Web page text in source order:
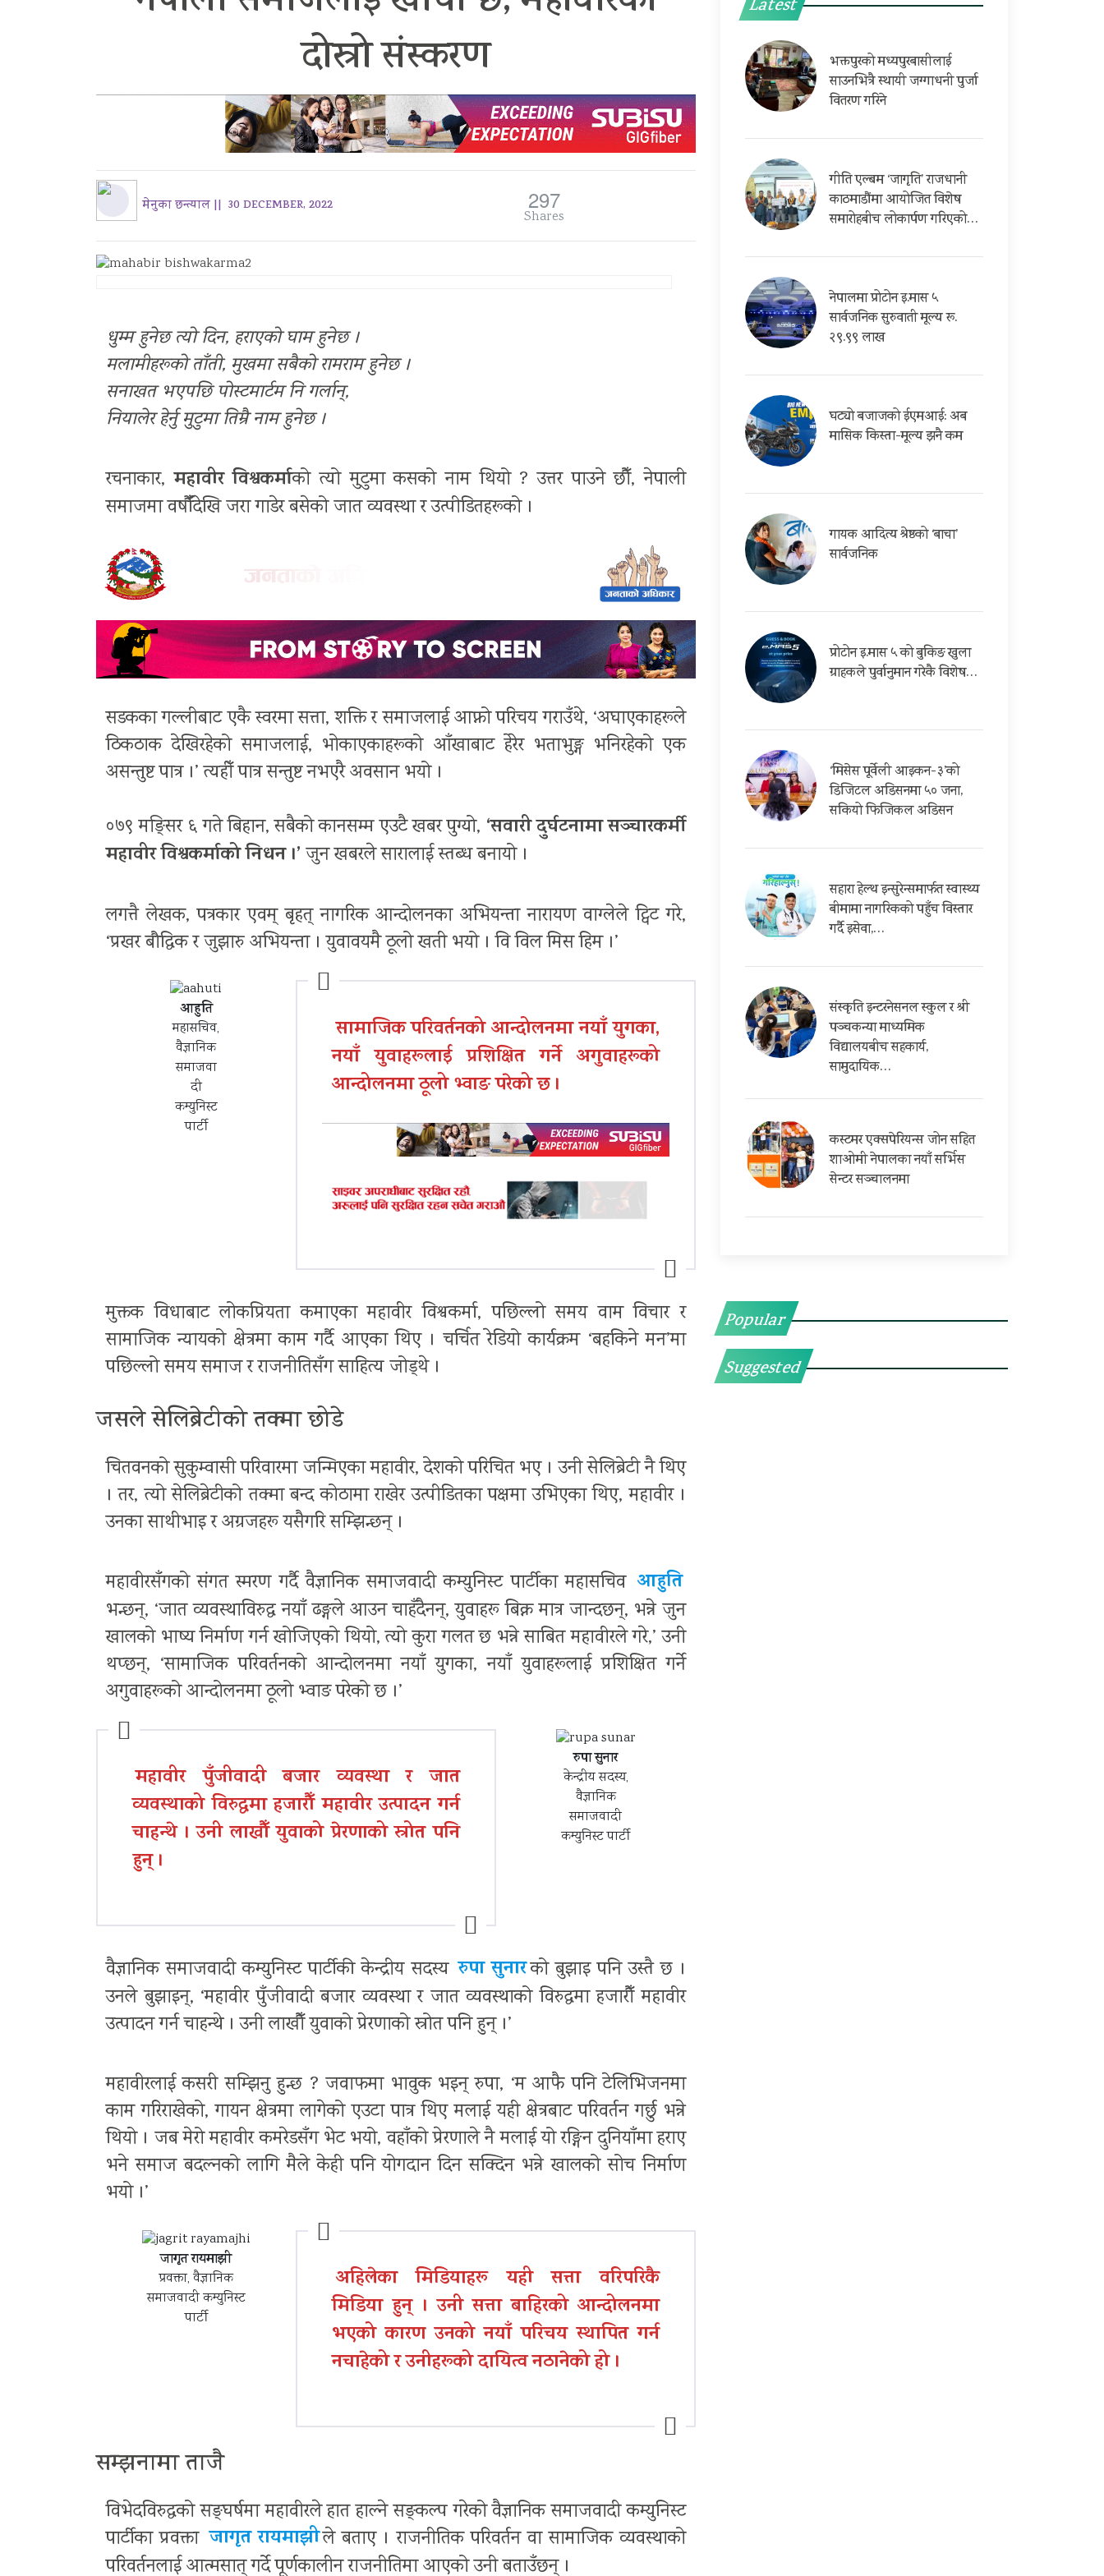
दोस्रो संस्करण
मेनुका छन्त्याल || 30 DECEMBER, 2022 297
Shares
धुम्म हुनेछ त्यो दिन, हराएको घाम हुनेछ ।
मलामीहरूको ताँती, मुखमा सबैको रामराम हुनेछ ।
सनाखत भएपछि पोस्टमार्टम नि गर्लान्,
नियालेर हेर्नु मुटुमा तिम्रै नाम हुनेछ ।
रचनाकार,महावीर विश्वकर्माको त्यो मुटुमा कसको नाम थियो ? उत्तर पाउने छौँ, नेपाली
समाजमा वर्षौँदेखि जरा गाडेर बसेको जात व्यवस्था र उत्पीडितहरूको ।
सडकका गल्लीबाट एकै स्वरमा सत्ता, शक्ति र समाजलाई आफ्नो परिचय गराउँथे, ‘अघाएकाहरूले
ठिकठाक देखिरहेको समाजलाई, भोकाएकाहरूको आँखाबाट हेरेर भताभुङ्ग भनिरहेको एक
असन्तुष्ट पात्र ।’ त्यहीँ पात्र सन्तुष्ट नभएरै अवसान भयो ।
०७९ मङ्सिर ६ गते बिहान, सबैको कानसम्म एउटै खबर पुग्यो, ‘सवारी दुर्घटनामा सञ्चारकर्मी
महावीर विश्वकर्माको निधन ।’ जुन खबरले सारालाई स्तब्ध बनायो ।
लगत्तै लेखक, पत्रकार एवम् बृहत् नागरिक आन्दोलनका अभियन्ता नारायण वाग्लेले ट्विट गरे,
‘प्रखर बौद्धिक र जुझारु अभियन्ता । युवावयमै ठूलो खती भयो । वि विल मिस हिम ।’
आहुति
महासचिव,
वैज्ञानिक
समाजवा
दी
कम्युनिस्ट
पार्टी
सामाजिक परिवर्तनको आन्दोलनमा नयाँ युगका,
नयाँ युवाहरूलाई प्रशिक्षित गर्ने अगुवाहरूको
आन्दोलनमा ठूलो भ्वाङ परेको छ ।
मुक्तक विधाबाट लोकप्रियता कमाएका महावीर विश्वकर्मा, पछिल्लो समय वाम विचार र
सामाजिक न्यायको क्षेत्रमा काम गर्दै आएका थिए । चर्चित रेडियो कार्यक्रम ‘बहकिने मन’मा
पछिल्लो समय समाज र राजनीतिसँग साहित्य जोड्थे ।
जसले सेलिब्रेटीको तक्मा छोडे
चितवनको सुकुम्वासी परिवारमा जन्मिएका महावीर, देशको परिचित भए । उनी सेलिब्रेटी नै थिए
। तर, त्यो सेलिब्रेटीको तक्मा बन्द कोठामा राखेर उत्पीडितका पक्षमा उभिएका थिए, महावीर ।
उनका साथीभाइ र अग्रजहरू यसैगरि सम्झिन्छन् ।
महावीरसँगको संगत स्मरण गर्दै वैज्ञानिक समाजवादी कम्युनिस्ट पार्टीका महासचिव आहुति
भन्छन्, ‘जात व्यवस्थाविरुद्ध नयाँ ढङ्गले आउन चाहँदैनन्, युवाहरू बिक्न मात्र जान्दछन्, भन्ने जुन
खालको भाष्य निर्माण गर्न खोजिएको थियो, त्यो कुरा गलत छ भन्ने साबित महावीरले गरे,’ उनी
थप्छन्, ‘सामाजिक परिवर्तनको आन्दोलनमा नयाँ युगका, नयाँ युवाहरूलाई प्रशिक्षित गर्ने
अगुवाहरूको आन्दोलनमा ठूलो भ्वाङ परेको छ ।’
महावीर पुँजीवादी बजार व्यवस्था र जात
व्यवस्थाको विरुद्धमा हजारौँ महावीर उत्पादन गर्न
चाहन्थे । उनी लाखौँ युवाको प्रेरणाको स्रोत पनि
हुन् ।
रुपा सुनार
केन्द्रीय सदस्य,
वैज्ञानिक
समाजवादी
कम्युनिस्ट पार्टी
वैज्ञानिक समाजवादी कम्युनिस्ट पार्टीकी केन्द्रीय सदस्य रुपा सुनारको बुझाइ पनि उस्तै छ ।
उनले बुझाइन्, ‘महावीर पुँजीवादी बजार व्यवस्था र जात व्यवस्थाको विरुद्धमा हजारौँ महावीर
उत्पादन गर्न चाहन्थे । उनी लाखौँ युवाको प्रेरणाको स्रोत पनि हुन् ।’
महावीरलाई कसरी सम्झिनु हुन्छ ? जवाफमा भावुक भइन् रुपा, ‘म आफै पनि टेलिभिजनमा
काम गरिराखेको, गायन क्षेत्रमा लागेको एउटा पात्र थिए मलाई यही क्षेत्रबाट परिवर्तन गर्छु भन्ने
थियो । जब मेरो महावीर कमरेडसँग भेट भयो, वहाँको प्रेरणाले नै मलाई यो रङ्गिन दुनियाँमा हराए
भने समाज बदल्नको लागि मैले केही पनि योगदान दिन सक्दिन भन्ने खालको सोच निर्माण
भयो ।’
जागृत रायमाझी
प्रवक्ता, वैज्ञानिक
समाजवादी कम्युनिस्ट
पार्टी
अहिलेका मिडियाहरू यही सत्ता वरिपरिकै
मिडिया हुन् । उनी सत्ता बाहिरको आन्दोलनमा
भएको कारण उनको नयाँ परिचय स्थापित गर्न
नचाहेको र उनीहरूको दायित्व नठानेको हो ।
सम्झनामा ताजै
विभेदविरुद्धको सङ्घर्षमा महावीरले हात हाल्ने सङ्कल्प गरेको वैज्ञानिक समाजवादी कम्युनिस्ट
पार्टीका प्रवक्ता जागृत रायमाझीले बताए । राजनीतिक परिवर्तन वा सामाजिक व्यवस्थाको
परिवर्तनलाई आत्मसात् गर्दे पूर्णकालीन राजनीतिमा आएको उनी बताउँछन् ।
Latest
भक्तपुरको मध्यपुरबासीलाई
साउनभित्रै स्थायी जग्गाधनी पुर्जा
वितरण गरिने
गीति एल्बम ‘जागृति’ राजधानी
काठमाडौंमा आयोजित विशेष
समारोहबीच लोकार्पण गरिएको…
नेपालमा प्रोटोन इ.मास ५
सार्वजनिक सुरुवाती मूल्य रू.
२९.९९ लाख
घट्यो बजाजको ईएमआई: अब
मासिक किस्ता-मूल्य झनै कम
गायक आदित्य श्रेष्ठको ‘बाचा’
सार्वजनिक
प्रोटोन इ.मास ५ को बुकिङ खुला
ग्राहकले पुर्वानुमान गरेकै विशेष…
‘मिसेस पूर्वेली आइकन-३’को
डिजिटल अडिसनमा ५० जना,
सकियो फिजिकल अडिसन
सहारा हेल्थ इन्सुरेन्समार्फत स्वास्थ्य
बीमामा नागरिकको पहुँच विस्तार
गर्दै इसेवा,…
संस्कृति इन्टरनेसनल स्कुल र श्री
पञ्चकन्या माध्यमिक
विद्यालयबीच सहकार्य,
सामुदायिक…
कस्टमर एक्सपेरियन्स जोन सहित
शाओमी नेपालका नयाँ सर्भिस
सेन्टर सञ्चालनमा
Popular
Suggested